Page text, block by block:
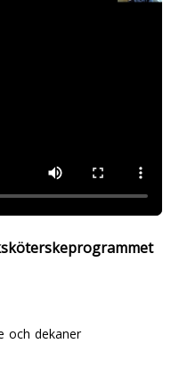
och dekaner